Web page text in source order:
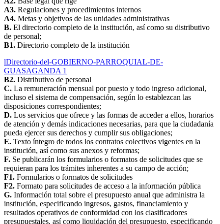
A3. Regulaciones y procedimientos internos
A4. Metas y objetivos de las unidades administrativas
B. El directorio completo de la institución, así como su distributivo
de personal;
B1. Directorio completo de la institución
lDirectorio-del-GOBIERNO-PARROQUIAL-DE-
GUASAGANDA 1
B2. Distributivo de personal
C. La remuneración mensual por puesto y todo ingreso adicional,
incluso el sistema de compensación, según lo establezcan las
disposiciones correspondientes;
D. Los servicios que ofrece y las formas de acceder a ellos, horarios
de atención y demás indicaciones necesarias, para que la ciudadanía
pueda ejercer sus derechos y cumplir sus obligaciones;
E. Texto íntegro de todos los contratos colectivos vigentes en la
institución, así como sus anexos y reformas;
F. Se publicarán los formularios o formatos de solicitudes que se
requieran para los trámites inherentes a su campo de acción;
F1. Formularios o formatos de solicitudes
F2. Formato para solicitudes de acceso a la información pública
G. Información total sobre el presupuesto anual que administra la
institución, especificando ingresos, gastos, financiamiento y
resultados operativos de conformidad con los clasificadores
presupuestales, así como liquidación del presupuesto, especificando